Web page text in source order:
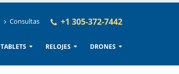
Consultas +1 305-372-7442
TABLETS RELOJES DRONES